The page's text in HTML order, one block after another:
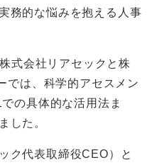
務的な悩みを抱える人事
式会社リアセックと株
では、科学的アセスメン
の具体的な活用法ま
した。
ク代表取締役CEO）と